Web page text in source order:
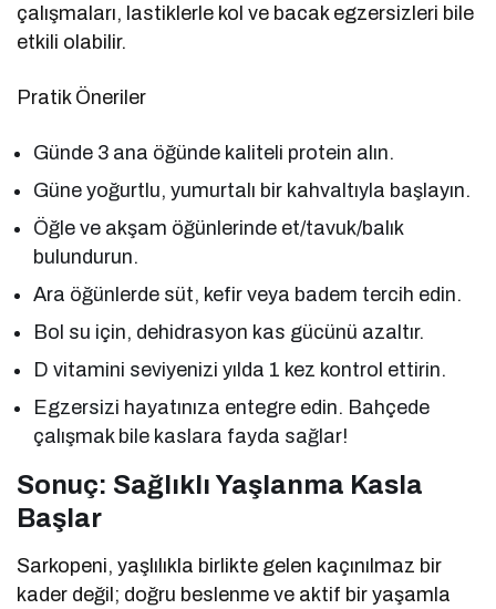
çalışmaları, lastiklerle kol ve bacak egzersizleri bile
etkili olabilir.
Pratik Öneriler
Günde 3 ana öğünde kaliteli protein alın.
Güne yoğurtlu, yumurtalı bir kahvaltıyla başlayın.
Öğle ve akşam öğünlerinde et/tavuk/balık
bulundurun.
Ara öğünlerde süt, kefir veya badem tercih edin.
Bol su için, dehidrasyon kas gücünü azaltır.
D vitamini seviyenizi yılda 1 kez kontrol ettirin.
Egzersizi hayatınıza entegre edin. Bahçede
çalışmak bile kaslara fayda sağlar!
Sonuç: Sağlıklı Yaşlanma Kasla
Başlar
Sarkopeni, yaşlılıkla birlikte gelen kaçınılmaz bir
kader değil; doğru beslenme ve aktif bir yaşamla